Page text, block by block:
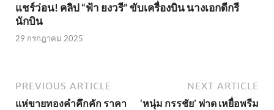
แชร์ว่อน! คลิป “ฟ้า ยงวรี” ขับเครื่องบิน นางเอกดีกรี
นักบิน
29 กรกฎาคม 2025
PREVIOUS ARTICLE
แห่ขายทองคำคึกคัก ราคา
NEXT ARTICLE
‘หนุ่ม กรรชัย’ ฟาด เหยื่อพรีม